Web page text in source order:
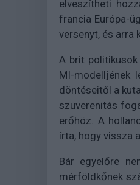
elveszítheti
francia Európa-
versenyt, és arra
A brit politikusok
MI-modelljének
döntéseitől a
szuverenitás
erőhöz. A
írta, hogy vissza
Bár egyelőre
mérföldkőnek